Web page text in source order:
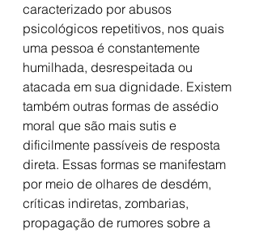
caracterizado por abusos
psicológicos repetitivos, nos quais
uma pessoa é constantemente
humilhada, desrespeitada ou
atacada em sua dignidade. Existem
também outras formas de assédio
moral que são mais sutis e
dificilmente passíveis de resposta
direta. Essas formas se manifestam
por meio de olhares de desdém,
críticas indiretas, zombarias,
propagação de rumores sobre a